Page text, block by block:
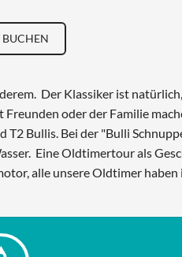
BUCHEN
Der Klassiker ist
oder der Familie
Bullis. Bei der "Bulli
Eine Oldtimertour als
alle unsere Oldtimer haben